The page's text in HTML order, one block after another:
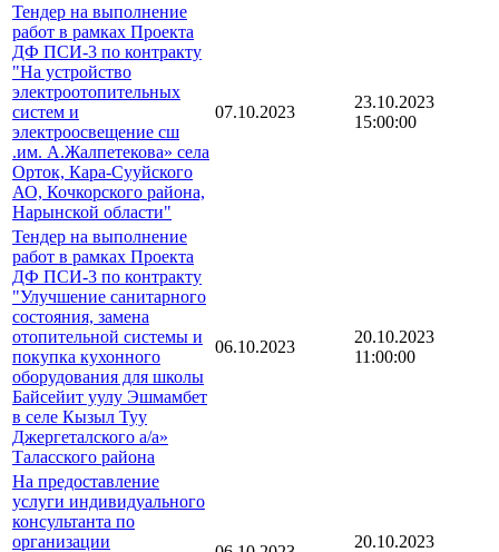
Тендер на выполнение
работ в рамках Проекта
ДФ ПСИ-3 по контракту
"На устройство
электроотопительных
систем и
электроосвещение сш
.им. А.Жалпетекова» села
Орток, Кара-Сууйского
АО, Кочкорского района,
Нарынской области"
07.10.2023
23.10.2023
15:00:00
Тендер на выполнение
работ в рамках Проекта
ДФ ПСИ-3 по контракту
"Улучшение санитарного
состояния, замена
отопительной системы и
покупка кухонного
оборудования для школы
Байсейит уулу Эшмамбет
в селе Кызыл Туу
Джергеталского а/а»
Таласского района
06.10.2023
20.10.2023
11:00:00
На предоставление
услуги индивидуального
консультанта по
организации
20.10.2023